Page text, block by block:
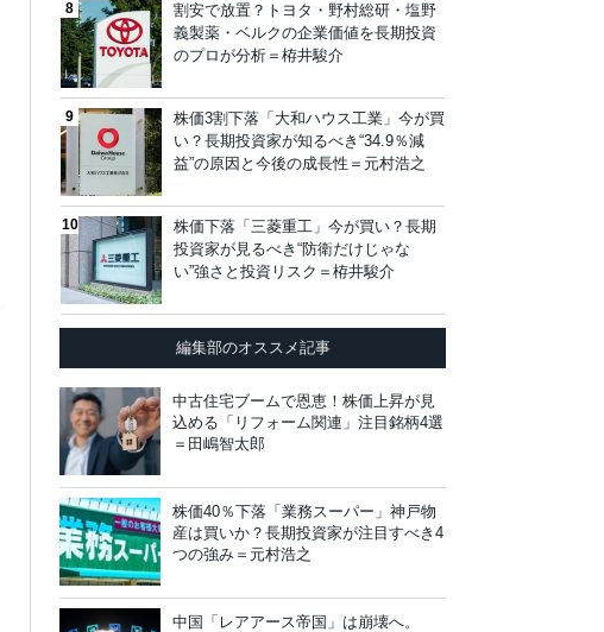
割安で放置？トヨタ・野村総研・塩野
義製薬・ベルクの企業価値を長期投資
のプロが分析＝栫井駿介
株価3割下落「大和ハウス工業」今が買
い？長期投資家が知るべき“34.9％減
益”の原因と今後の成長性＝元村浩之
株価下落「三菱重工」今が買い？長期
投資家が見るべき“防衛だけじゃな
い”強さと投資リスク＝栫井駿介
編集部のオススメ記事
中古住宅ブームで恩恵！株価上昇が見
込める「リフォーム関連」注目銘柄4選
＝田嶋智太郎
株価40％下落「業務スーパー」神戸物
産は買いか？長期投資家が注目すべき4
つの強み＝元村浩之
中国「レアアース帝国」は崩壊へ。